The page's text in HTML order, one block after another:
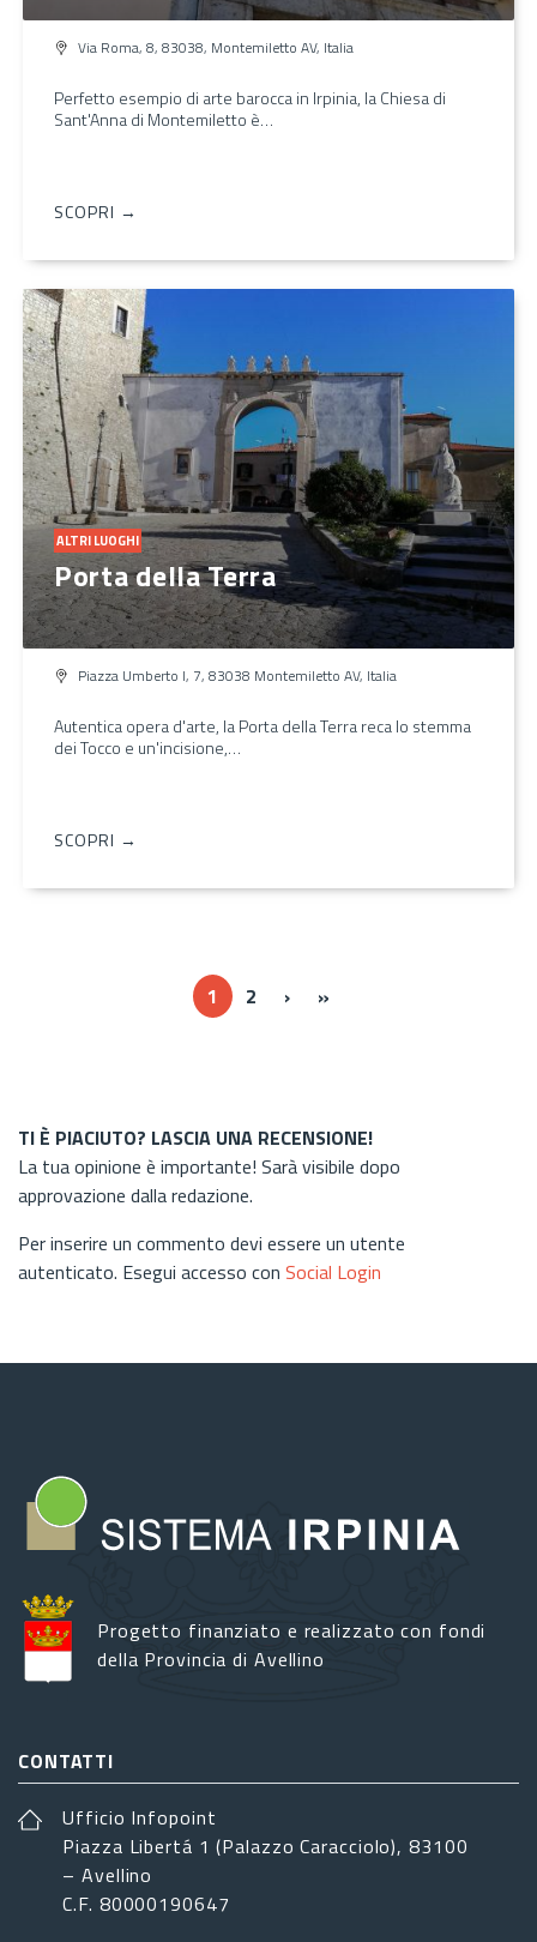
Via Roma, 8, 83038, Montemiletto AV, Italia
Perfetto esempio di arte barocca in Irpinia, la Chiesa di
Sant'Anna di Montemiletto è…
SCOPRI →
ALTRI LUOGHI
Porta della Terra
Piazza Umberto I, 7, 83038 Montemiletto AV, Italia
Autentica opera d'arte, la Porta della Terra reca lo stemma
dei Tocco e un'incisione,…
SCOPRI →
1 2 ›Next ›
»
TI È PIACIUTO? LASCIA UNA RECENSIONE!
La tua opinione è importante! Sarà visibile dopo
approvazione dalla redazione.
Per inserire un commento devi essere un utente
autenticato. Esegui accesso con Social Login
Progetto finanziato e realizzato con fondi
della Provincia di Avellino
CONTATTI
Ufficio Infopoint
Piazza Libertá 1 (Palazzo Caracciolo), 83100
– Avellino
C.F. 80000190647